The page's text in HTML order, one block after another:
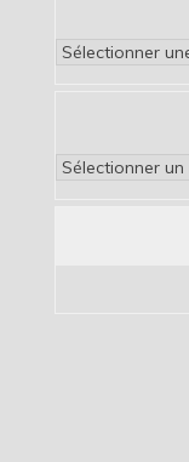
Catégories
Archives